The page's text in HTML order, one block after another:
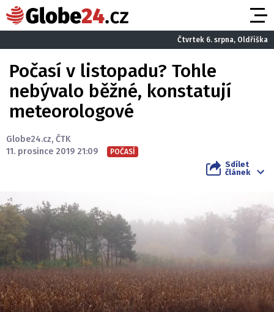
Čtvrtek 6. srpna, Oldřiška
Počasí v listopadu? Tohle
nebývalo běžné, konstatují
meteorologové
Globe24.cz, ČTK
11. prosince 2019 21:09
POČASÍ
Sdílet
článek